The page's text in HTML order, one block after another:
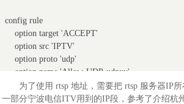
config rule
    option target 'ACCEPT'
    option src 'IPTV'
    option proto 'udp'
    option name 'Allow-UDP-udpxy'
    option dest_ip '224.0.0.0/4'
为了使用 rtsp 地址，需要把 rtsp 服务器IP
一部分宁波电信ITV用到的IP段，参考了介绍